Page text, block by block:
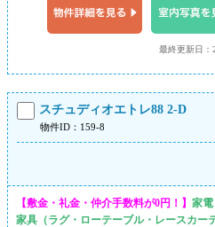
最終更新日：
スチュディオエトレ88 2-D
物件ID：159-8
【敷金・礼金・仲介手数料が0円！】 家電
家具（ラグ・ローテーブル・レースカー